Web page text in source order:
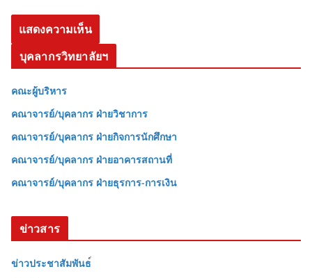
บุคลากรวิทยาลัยฯ
คณะผู้บริหาร
คณาจารย์/บุคลากร ฝ่ายวิชาการ
คณาจารย์/บุคลากร ฝ่ายกิจการนักศึกษา
คณาจารย์/บุคลากร ฝ่ายอาคารสถานที่
คณาจารย์/บุคลากร ฝ่ายธุรการ-การเงิน
ข่าวสาร
ข่าวประชาสัมพันธ